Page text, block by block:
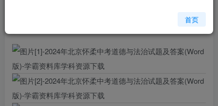
630.50 KB
首页